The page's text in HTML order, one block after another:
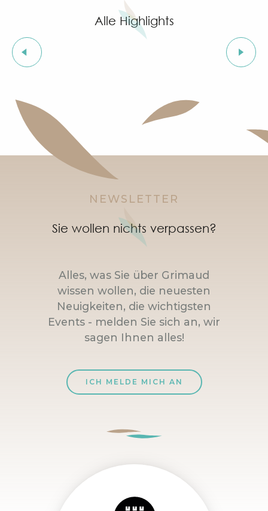
Grimaud Art Urbain - Street-Art-Festival
Geführte Tour durch das Dorf Grimaud (private
Ausstellung „Das Schloss von Grimaud“
Märchenstunde in Grimaud
Orientierungsläufe im Dorf Grimaud
Bio- und Ethikmarkt in Grimaud
Alle Highlights
NEWSLETTER
Sie wollen nichts verpassen?
Alles, was Sie über Grimaud
wissen wollen, die neuesten
Neuigkeiten, die wichtigsten
Events - melden Sie sich an, wir
sagen Ihnen alles!
ICH MELDE MICH AN